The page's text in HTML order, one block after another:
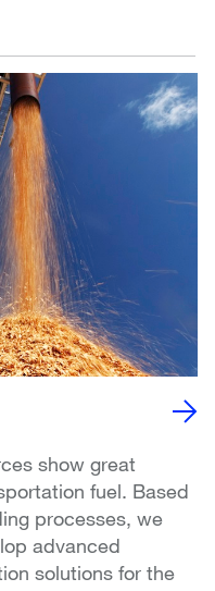
show great
fuel. Based
processes, we
advanced
solutions for the